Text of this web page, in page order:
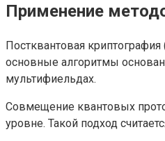
Применение
Постквантовая
основные алгоритмы
мультифиельдах.
Совмещение квантовых
уровне. Такой подход